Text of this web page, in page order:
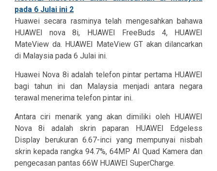
Huawei secara rasminya telah mengesahkan bahawa
HUAWEI nova 8i, HUAWEI FreeBuds 4, HUAWEI
MateView da. HUAWEI MateView GT akan dilancarkan
di Malaysia pada 6 Julai ini.
Huawei Nova 8i adalah telefon pintar pertama HUAWEI
bagi tahun ini dan Malaysia menjadi antara negara
terawal menerima telefon pintar ini.
Antara ciri menarik yang akan dimiliki oleh HUAWEI
Nova 8i adalah skrin paparan HUAWEI Edgeless
Display berukuran 6.67-inci yang mempunyai nisbah
skrin kepada rangka 94.7%, 64MP AI Quad Kamera dan
pengecasan pantas 66W HUAWEI SuperCharge.